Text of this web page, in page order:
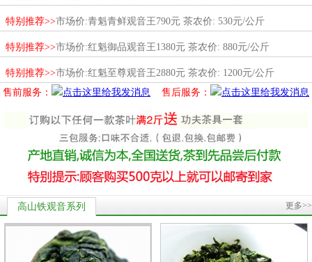
特别推荐>>市场价:青魁青鲜观音王790元 茶农价: 530元/公斤
特别推荐>>市场价:红魁御品观音王1380元 茶农价: 880元/公斤
特别推荐>>市场价:红魁至尊观音王2880元 茶农价: 1200元/公斤
售前服务：
售后服务：
高山铁观音系列 更多>>